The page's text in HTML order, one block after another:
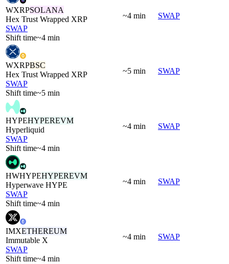
WXRPSOLANA
Hex Trust Wrapped XRP
SWAP
Shift time~4 min
~4 min SWAP
WXRPBSC
Hex Trust Wrapped XRP
SWAP
Shift time~5 min
~5 min SWAP
HYPEHYPEREVM
Hyperliquid
SWAP
Shift time~4 min
~4 min SWAP
HWHYPEHYPEREVM
Hyperwave HYPE
SWAP
Shift time~4 min
~4 min SWAP
IMXETHEREUM
Immutable X
SWAP
Shift time~4 min
~4 min SWAP